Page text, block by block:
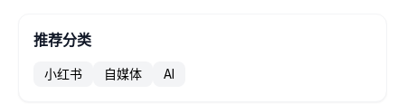
推荐分类
小红书 自媒体 AI